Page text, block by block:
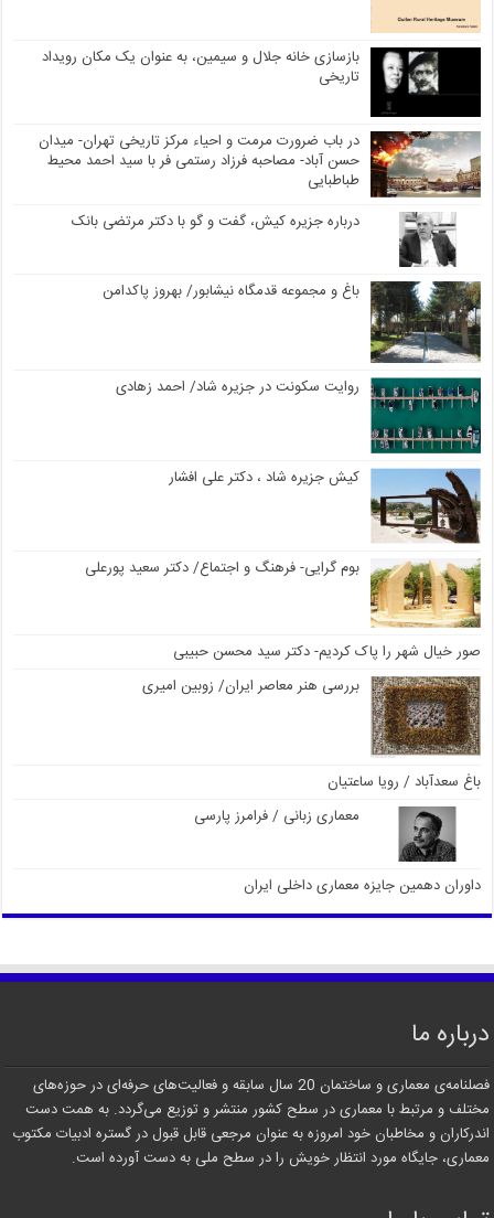
بازسازی خانه جلال و سیمین، به عنوان یک مکان رویداد
تاریخی
در باب ضرورت مرمت و احیاء مرکز تاریخی تهران- میدان
حسن آباد- مصاحبه فرزاد رستمی فر با سید احمد محیط
طباطبایی
درباره جزیره کیش، گفت و گو با دکتر مرتضی بانک
باغ و مجموعه قدمگاه نیشابور/ بهروز پاکدامن
روایت سکونت در جزیره شاد/ احمد زهادی
کیش جزیره شاد ، دکتر علی افشار
بوم گرایی- فرهنگ و اجتماع/ دکتر سعید پورعلی
صور خیال شهر را پاک کردیم- دکتر سید محسن حبیبی
بررسی هنر معاصر ایران/ زوبین امیری
باغ سعدآباد / رویا ساعتیان
معماری زبانی / فرامرز پارسی
داوران دهمین جایزه معماری داخلی ایران
درباره ما
فصلنامه‌ی معماری و ساختمان 20 سال سابقه و فعالیت‌های حرفه‌ای در حوزه‌های
مختلف و مرتبط با معماری در سطح کشور منتشر و توزیع می‌گردد. به همت دست
اندرکاران و مخاطبان خود امروزه به عنوان مرجعی قابل قبول در گستره ادبیات مکتوب
معماری، جایگاه مورد انتظار خویش را در سطح ملی به دست آورده است.